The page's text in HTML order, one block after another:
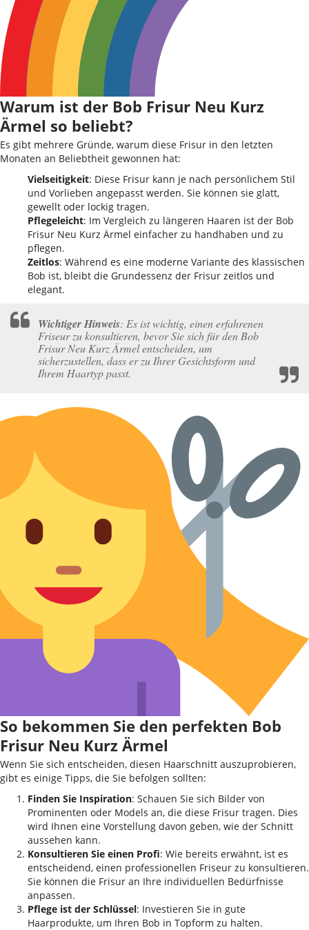
Warum ist der Bob Frisur Neu Kurz
Ärmel so beliebt?
Es gibt mehrere Gründe, warum diese Frisur in den letzten
Monaten an Beliebtheit gewonnen hat:
Vielseitigkeit: Diese Frisur kann je nach persönlichem Stil
und Vorlieben angepasst werden. Sie können sie glatt,
gewellt oder lockig tragen.
Pflegeleicht: Im Vergleich zu längeren Haaren ist der Bob
Frisur Neu Kurz Ärmel einfacher zu handhaben und zu
pflegen.
Zeitlos: Während es eine moderne Variante des klassischen
Bob ist, bleibt die Grundessenz der Frisur zeitlos und
elegant.
Wichtiger Hinweis: Es ist wichtig, einen erfahrenen
Friseur zu konsultieren, bevor Sie sich für den Bob
Frisur Neu Kurz Ärmel entscheiden, um
sicherzustellen, dass er zu Ihrer Gesichtsform und
Ihrem Haartyp passt.
So bekommen Sie den perfekten Bob
Frisur Neu Kurz Ärmel
Wenn Sie sich entscheiden, diesen Haarschnitt auszuprobieren,
gibt es einige Tipps, die Sie befolgen sollten:
Finden Sie Inspiration: Schauen Sie sich Bilder von
Prominenten oder Models an, die diese Frisur tragen. Dies
wird Ihnen eine Vorstellung davon geben, wie der Schnitt
aussehen kann.
Konsultieren Sie einen Profi: Wie bereits erwähnt, ist es
entscheidend, einen professionellen Friseur zu konsultieren.
Sie können die Frisur an Ihre individuellen Bedürfnisse
anpassen.
Pflege ist der Schlüssel: Investieren Sie in gute
Haarprodukte, um Ihren Bob in Topform zu halten.